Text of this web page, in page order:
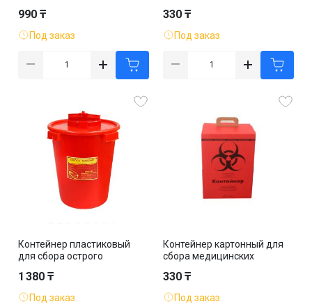
Б, желтый
990 ₸
Под заказ
желтый
330 ₸
Под заказ
Контейнер пластиковый
для сбора острого
В, красный
1 380 ₸
Под заказ
Контейнер картонный для
сбора медицинских
красный
330 ₸
Под заказ